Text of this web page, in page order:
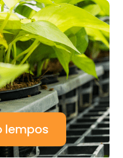
lempos